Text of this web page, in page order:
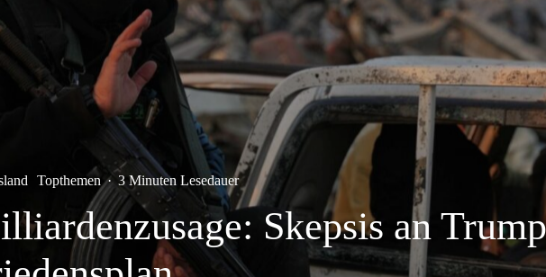
Topthemen · 3 Minuten Lesedauer
Skepsis an